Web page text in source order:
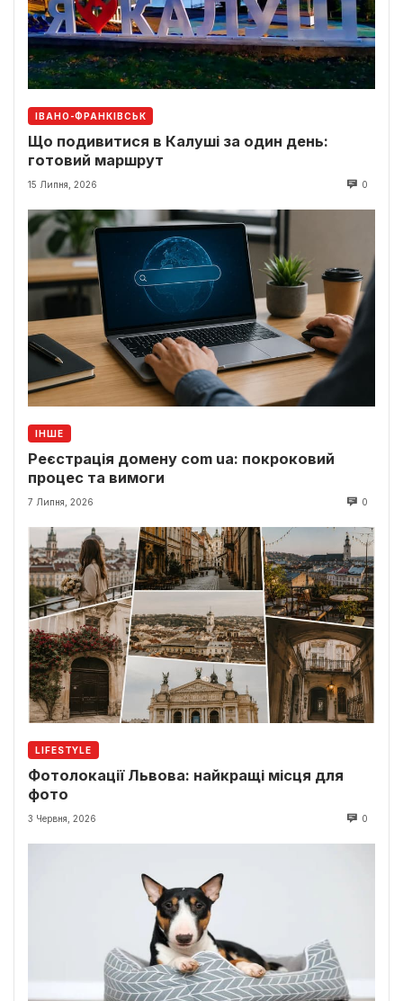
ІВАНО-ФРАНКІВСЬК
Що подивитися в Калуші за один день:
готовий маршрут
15 Липня, 2026 0
ІНШЕ
Реєстрація домену com ua: покроковий
процес та вимоги
7 Липня, 2026 0
LIFESTYLE
Фотолокації Львова: найкращі місця для
фото
3 Червня, 2026 0